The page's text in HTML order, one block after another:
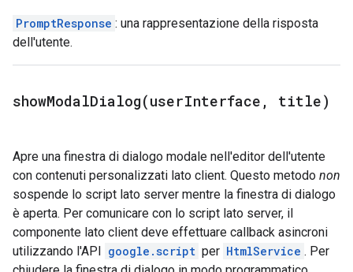
PromptResponse : una rappresentazione della risposta
dell'utente.
showModalDialog(userInterface , title)
Apre una finestra di dialogo modale nell'editor dell'utente
con contenuti personalizzati lato client. Questo metodo non
sospende lo script lato server mentre la finestra di dialogo
è aperta. Per comunicare con lo script lato server, il
componente lato client deve effettuare callback asincroni
utilizzando l'API google.script per HtmlService . Per